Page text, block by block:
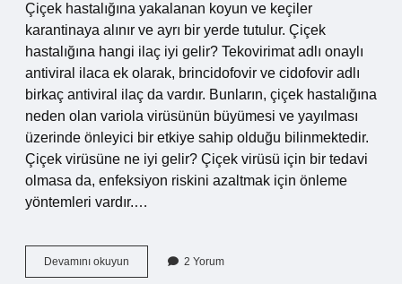
Çiçek hastalığına yakalanan koyun ve keçiler
karantinaya alınır ve ayrı bir yerde tutulur. Çiçek
hastalığına hangi ilaç iyi gelir? Tekovirimat adlı onaylı
antiviral ilaca ek olarak, brincidofovir ve cidofovir adlı
birkaç antiviral ilaç da vardır. Bunların, çiçek hastalığına
neden olan variola virüsünün büyümesi ve yayılması
üzerinde önleyici bir etkiye sahip olduğu bilinmektedir.
Çiçek virüsüne ne iyi gelir? Çiçek virüsü için bir tedavi
olmasa da, enfeksiyon riskini azaltmak için önleme
yöntemleri vardır.…
Devamını okuyun Koyunlarda
Çiçek
2 Yorum